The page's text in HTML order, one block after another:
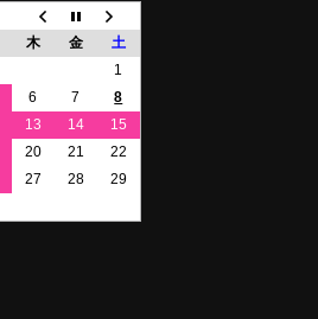
木 金
土
1
6 7
8
13 14
15
20 21
22
27 28
29